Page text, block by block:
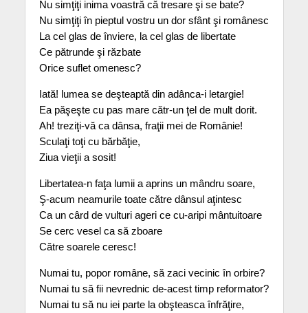
Nu simţiţi inima voastră că tresare şi se bate?
Nu simţiţi în pieptul vostru un dor sfânt şi românesc
La cel glas de înviere, la cel glas de libertate
Ce pătrunde şi răzbate
Orice suflet omenesc?
Iată! lumea se deşteaptă din adânca-i letargie!
Ea păşeşte cu pas mare cătr-un ţel de mult dorit.
Ah! treziţi-vă ca dânsa, fraţii mei de Românie!
Sculaţi toţi cu bărbăţie,
Ziua vieţii a sosit!
Libertatea-n faţa lumii a aprins un mândru soare,
Ş-acum neamurile toate către dânsul aţintesc
Ca un cârd de vulturi ageri ce cu-aripi mântuitoare
Se cerc vesel ca să zboare
Către soarele ceresc!
Numai tu, popor române, să zaci vecinic în orbire?
Numai tu să fii nevrednic de-acest timp reformator?
Numai tu să nu iei parte la obşteasca înfrăţire,